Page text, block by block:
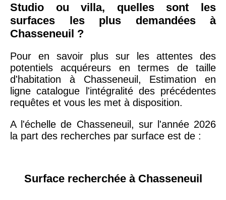
Studio ou villa, quelles sont les
surfaces les plus demandées à
Chasseneuil ?
Pour en savoir plus sur les attentes des
potentiels acquéreurs en termes de taille
d'habitation à Chasseneuil, Estimation en
ligne catalogue l'intégralité des précédentes
requêtes et vous les met à disposition.
A l'échelle de Chasseneuil, sur l'année 2026
la part des recherches par surface est de :
Surface recherchée à Chasseneuil